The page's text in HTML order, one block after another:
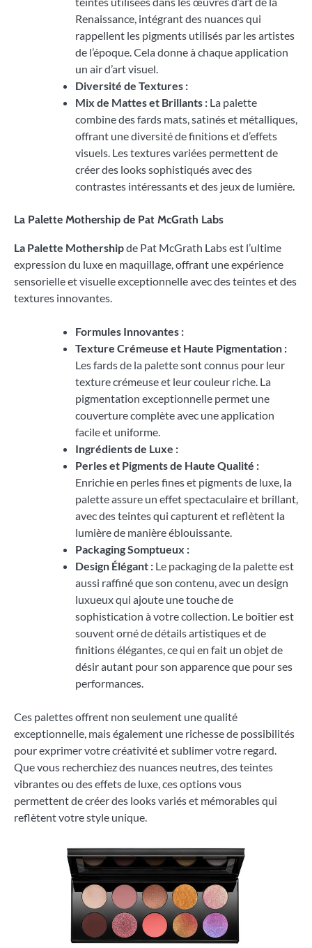
Renaissance, intégrant des nuances qui
rappellent les pigments utilisés par les artistes
de l’époque. Cela donne à chaque application
un air d’art visuel.
Diversité de Textures :
Mix de Mattes et Brillants : La palette
combine des fards mats, satinés et métalliques,
offrant une diversité de finitions et d’effets
visuels. Les textures variées permettent de
créer des looks sophistiqués avec des
contrastes intéressants et des jeux de lumière.
La Palette Mothership de Pat McGrath Labs
La Palette Mothershipde Pat McGrath Labs est l’ultime
expression du luxe en maquillage, offrant une expérience
sensorielle et visuelle exceptionnelle avec des teintes et des
textures innovantes.
Formules Innovantes :
Texture Crémeuse et Haute Pigmentation :
Les fards de la palette sont connus pour leur
texture crémeuse et leur couleur riche. La
pigmentation exceptionnelle permet une
couverture complète avec une application
facile et uniforme.
Ingrédients de Luxe :
Perles et Pigments de Haute Qualité :
Enrichie en perles fines et pigments de luxe, la
palette assure un effet spectaculaire et brillant,
avec des teintes qui capturent et reflètent la
lumière de manière éblouissante.
Packaging Somptueux :
Design Élégant : Le packaging de la palette est
aussi raffiné que son contenu, avec un design
luxueux qui ajoute une touche de
sophistication à votre collection. Le boîtier est
souvent orné de détails artistiques et de
finitions élégantes, ce qui en fait un objet de
désir autant pour son apparence que pour ses
performances.
Ces palettes offrent non seulement une qualité
exceptionnelle, mais également une richesse de possibilités
pour exprimer votre créativité et sublimer votre regard.
Que vous recherchiez des nuances neutres, des teintes
vibrantes ou des effets de luxe, ces options vous
permettent de créer des looks variés et mémorables qui
reflètent votre style unique.